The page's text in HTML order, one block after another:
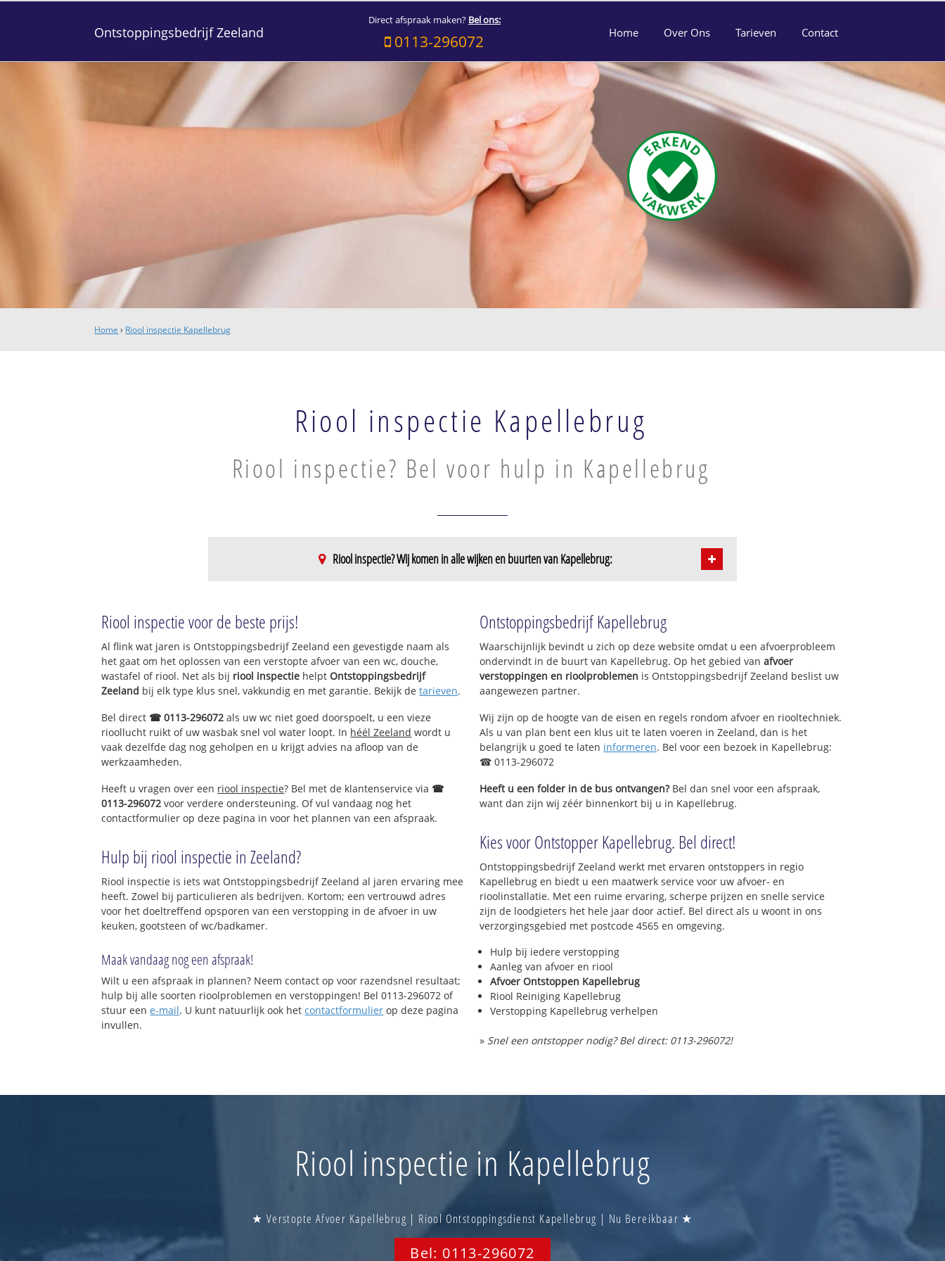
Ontstoppingsbedrijf Zeeland
Direct afspraak maken? Bel ons:
0113-296072 Home Over Ons Tarieven Contact
Home › Riool inspectie Kapellebrug
Riool inspectie Kapellebrug
Riool inspectie? Bel voor hulp in Kapellebrug
Riool inspectie? Wij komen in alle wijken en buurten van Kapellebrug:
Riool inspectie voor de beste prijs!
Al flink wat jaren is Ontstoppingsbedrijf Zeeland een gevestigde naam als
het gaat om het oplossen van een verstopte afvoer van een wc, douche,
wastafel of riool. Net als bij riool inspectie helptOntstoppingsbedrijf
Zeeland bij elk type klus snel, vakkundig en met garantie. Bekijk detarieven.
Bel direct ☎ 0113-296072 als uw wc niet goed doorspoelt, u een vieze
rioollucht ruikt of uw wasbak snel vol water loopt. In héél Zeeland wordt u
vaak dezelfde dag nog geholpen en u krijgt advies na afloop van de
werkzaamheden.
Heeft u vragen over een riool inspectie? Bel met de klantenservice via ☎
0113-296072 voor verdere ondersteuning. Of vul vandaag nog het
contactformulier op deze pagina in voor het plannen van een afspraak.
Hulp bij riool inspectie in Zeeland?
Riool inspectie is iets wat Ontstoppingsbedrijf Zeeland al jaren ervaring mee
heeft. Zowel bij particulieren als bedrijven. Kortom; een vertrouwd adres
voor het doeltreffend opsporen van een verstopping in de afvoer in uw
keuken, gootsteen of wc/badkamer.
Maak vandaag nog een afspraak!
Wilt u een afspraak in plannen? Neem contact op voor razendsnel resultaat;
hulp bij alle soorten rioolproblemen en verstoppingen! Bel 0113-296072 of
stuur eene-mail. U kunt natuurlijk ook hetcontactformulier op deze pagina
invullen.
Ontstoppingsbedrijf Kapellebrug
Waarschijnlijk bevindt u zich op deze website omdat u een afvoerprobleem
ondervindt in de buurt van Kapellebrug. Op het gebied van afvoer
verstoppingen en rioolproblemen is Ontstoppingsbedrijf Zeeland beslist uw
aangewezen partner.
Wij zijn op de hoogte van de eisen en regels rondom afvoer en riooltechniek.
Als u van plan bent een klus uit te laten voeren in Zeeland, dan is het
belangrijk u goed te laten informeren. Bel voor een bezoek in Kapellebrug:
☎ 0113-296072
Heeft u een folder in de bus ontvangen?Bel dan snel voor een afspraak,
want dan zijn wij zéér binnenkort bij u in Kapellebrug.
Kies voor Ontstopper Kapellebrug. Bel direct!
Ontstoppingsbedrijf Zeeland werkt met ervaren ontstoppers in regio
Kapellebrug en biedt u een maatwerk service voor uw afvoer- en
rioolinstallatie. Met een ruime ervaring, scherpe prijzen en snelle service
zijn de loodgieters het hele jaar door actief. Bel direct als u woont in ons
verzorgingsgebied met postcode 4565 en omgeving.
Hulp bij iedere verstopping
Aanleg van afvoer en riool
Afvoer Ontstoppen Kapellebrug
Riool Reiniging Kapellebrug
Verstopping Kapellebrug verhelpen
» Snel een ontstopper nodig? Bel direct: 0113-296072!
Riool inspectie in Kapellebrug
★ Verstopte Afvoer Kapellebrug | Riool Ontstoppingsdienst Kapellebrug | Nu Bereikbaar ★
Bel: 0113-296072